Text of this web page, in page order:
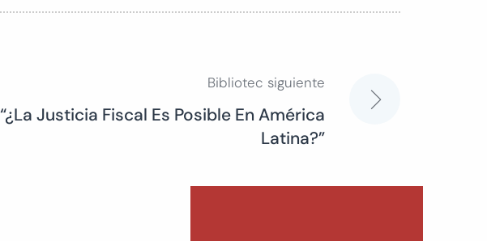
Bibliotec siguiente
“¿La Justicia Fiscal Es Posible En América
Latina?”